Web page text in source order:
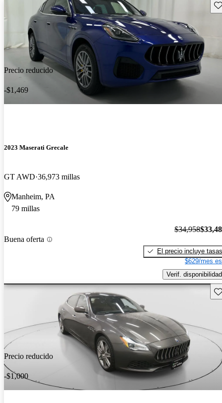
Precio reducido
-$1,469
2023 Maserati Grecale
GT AWD 36,973 millas
Manheim, PA
79 millas
Buena oferta
$34,958
El precio incluye tasas
$629/mes
Verif. disponibilidad
Precio reducido
-$1,000